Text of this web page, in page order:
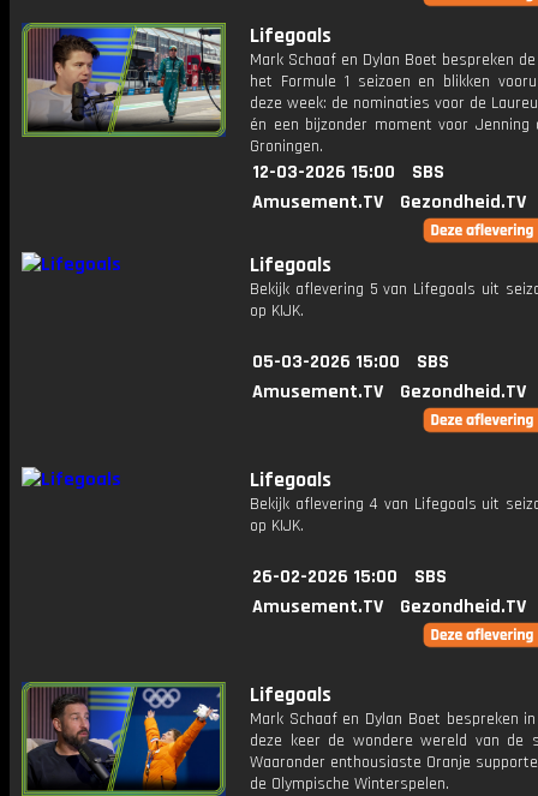
Lifegoals
Mark Schaaf en Dylan Boet bespreken
het Formule 1 seizoen en blikken
deze week: de nominaties voor de
én een bijzonder moment voor Jenning
Groningen.
12-03-2026 15:00
SBS
Amusement.TV
Gezondheid.TV
Lifegoals
Bekijk aflevering 5 van Lifegoals uit
op KIJK.
05-03-2026 15:00
SBS
Amusement.TV
Gezondheid.TV
Lifegoals
Bekijk aflevering 4 van Lifegoals uit
op KIJK.
26-02-2026 15:00
SBS
Amusement.TV
Gezondheid.TV
Lifegoals
Mark Schaaf en Dylan Boet bespreken
deze keer de wondere wereld van de
Waaronder enthousiaste Oranje
de Olympische Winterspelen.